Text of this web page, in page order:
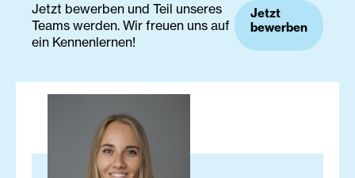
Jetzt bewerben und Teil unseres
Teams werden. Wir freuen uns auf
ein Kennenlernen!
Jetzt
bewerben